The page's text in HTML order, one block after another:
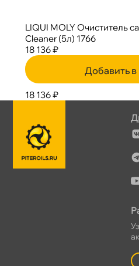
LIQUI MOLY Очиститель
Cleaner (5л) 1766
18 136 ₽
Добавить в
18 136 ₽